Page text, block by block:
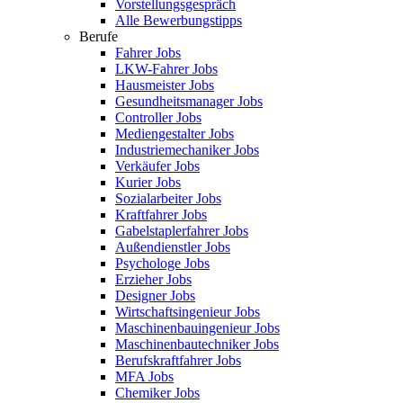
Vorstellungsgespräch
Alle Bewerbungstipps
Berufe
Fahrer Jobs
LKW-Fahrer Jobs
Hausmeister Jobs
Gesundheitsmanager Jobs
Controller Jobs
Mediengestalter Jobs
Industriemechaniker Jobs
Verkäufer Jobs
Kurier Jobs
Sozialarbeiter Jobs
Kraftfahrer Jobs
Gabelstaplerfahrer Jobs
Außendienstler Jobs
Psychologe Jobs
Erzieher Jobs
Designer Jobs
Wirtschaftsingenieur Jobs
Maschinenbauingenieur Jobs
Maschinenbautechniker Jobs
Berufskraftfahrer Jobs
MFA Jobs
Chemiker Jobs